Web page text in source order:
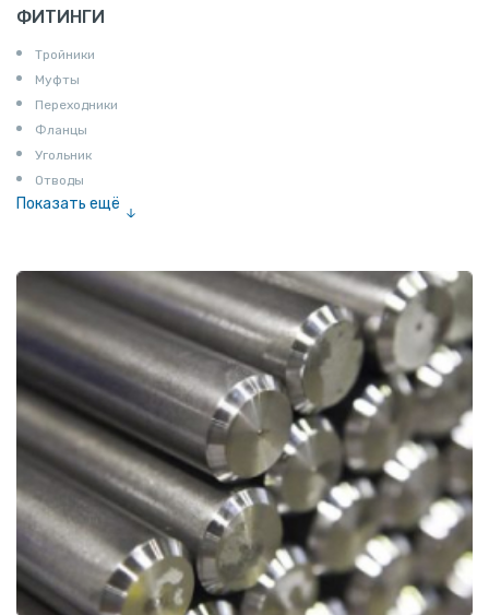
ФИТИНГИ
Тройники
Муфты
Переходники
Фланцы
Угольник
Отводы
Показать ещё
Соединение «американка»
Штуцеры
Сгоны
Удлинители для труб
Крестовины
Контргайки